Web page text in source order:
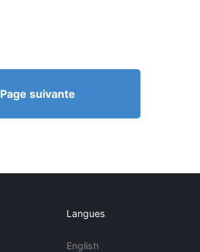
Page suivante
Langues
English